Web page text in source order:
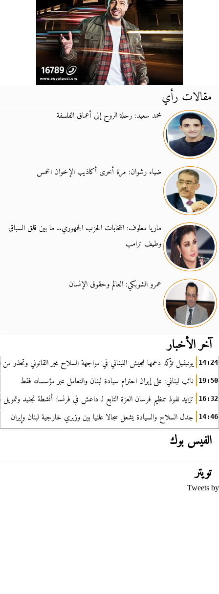
مقالات رأي
محمد سعيد: رحلة الروح إلى أعماق الفلسفة
ضياء رشوان: مرة أخرى أكاذيب الإخوان الخمس
ماريا معلوف: انتخابات الحزب الجمهوري.. ما بين قلق السباق
وطيف ترامب
عمرو الشوبكي: العالم وحقوق الإنسان
آخر الأخبار
14:24 يونيفيل تؤكد دعمها للجيش اللبناني في مواجهة السلاح غير القانوني وتحذر من
19:50 نائب لبناني: على إيران احترام سيادة لبنان والتعامل عبر مؤسساته فقط
16:32 تزايد نفوذ تنظيم فرسان العزة التابع لـ داعش في فرنسا: أنشطة تجنيد
14:46 جدل السلاح والسيادة يشعل سجالا علنيا بين وزيري خارجية لبنان وإيران
الفيس بوك
تويتر
Tweets by